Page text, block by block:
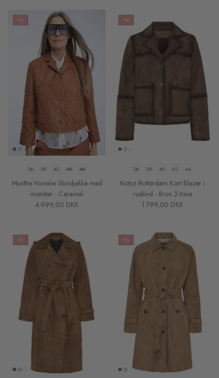
Munthe
La Rouge
Lollys Laundry
Luna Moon Clothing
Luna Moon Tasker
Maison Hotel
Markberg Tasker
My Essential Wardrobe
Sibin Linnebjerg Ponchos
UGG Boots
Soft Rebels
Sneaky Fox
Stone Copenhagen Smykker
Blazers, jakker og frakker
Skind og Ruskind
Bæredygtige, recycled og økologiske
styles
Accessories
Shop efter FARVER
Gavekort
Prismatch
Om Acorns
Acorns Rabatkode
Miljøpolitik
Køb gavekort
Tips om vask af tøj
Undgå fejlkøb på nettet
Online Datapolitik
Størrelsesguider
Pants -
Haute L'Amitie Maxi Split Logo Sweat
- Beige
695,00 DKK
XS
- Sort
Ny
36 38 40 42 44
Munthe Novalie Skindjakke med
mønster - Caramel
4.999,00 DKK
Ny
36 38 40 42 44
Notyz Rotterdam Kort Blazer i
ruskind - Brun 2-tone
1.799,00 DKK
Ny Ny